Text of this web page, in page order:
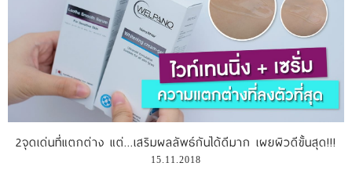
2จุดเด่นที่แตกต่าง แต่...เสริมผลลัพธ์กันได้ดีมาก เผยผิวดีขั้นสุด!!!
15.11.2018